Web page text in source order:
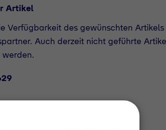
Artikel
Verfügbarkeit des gewünschten
Auch derzeit nicht geführte